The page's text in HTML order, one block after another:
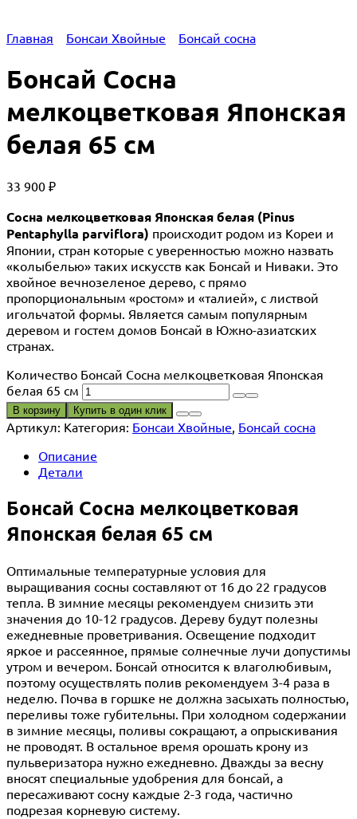
Главная Бонсаи Хвойные Бонсай сосна
Бонсай Сосна
мелкоцветковая Японская
белая 65 см
33 900 ₽
Сосна мелкоцветковая Японская белая (Pinus
Pentaphylla parviflora) происходит родом из Кореи и
Японии, стран которые с уверенностью можно назвать
«колыбелью» таких искусств как Бонсай и Ниваки. Это
хвойное вечнозеленое дерево, с прямо
пропорциональным «ростом» и «талией», с листвой
игольчатой формы. Является самым популярным
деревом и гостем домов Бонсай в Южно-азиатских
странах.
Количество Бонсай Сосна мелкоцветковая Японская
белая 65 см
В корзину Купить в один клик
Артикул: Категория: Бонсаи Хвойные, Бонсай сосна
Описание
Детали
Бонсай Сосна мелкоцветковая
Японская белая 65 см
Оптимальные температурные условия для
выращивания сосны составляют от 16 до 22 градусов
тепла. В зимние месяцы рекомендуем снизить эти
значения до 10-12 градусов. Дереву будут полезны
ежедневные проветривания. Освещение подходит
яркое и рассеянное, прямые солнечные лучи допустимы
утром и вечером. Бонсай относится к влаголюбивым,
поэтому осуществлять полив рекомендуем 3-4 раза в
неделю. Почва в горшке не должна засыхать полностью,
переливы тоже губительны. При холодном содержании
в зимние месяцы, поливы сокращают, а опрыскивания
не проводят. В остальное время орошать крону из
пульверизатора нужно ежедневно. Дважды за весну
вносят специальные удобрения для бонсай, а
пересаживают сосну каждые 2-3 года, частично
подрезая корневую систему.